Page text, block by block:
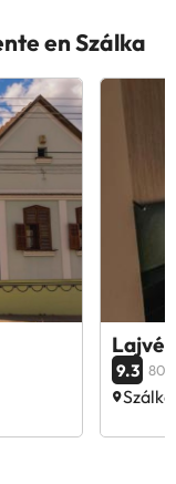
en Szálka
Lajvér
9.3 80